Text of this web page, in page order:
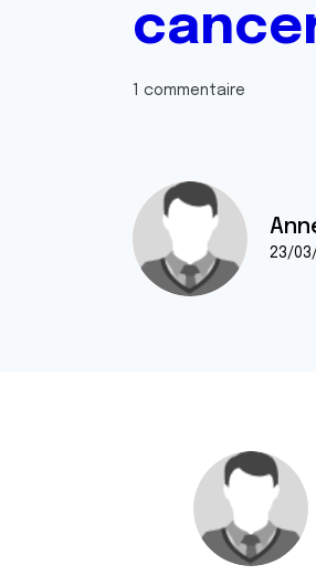
1 commentaire
23/